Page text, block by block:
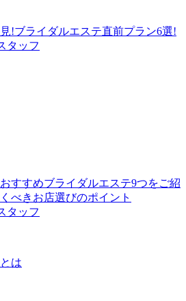
!ブライダルエステ直前プラン6選!
タッフ
すすめブライダルエステ9つをご紹
べきお店選びのポイント
タッフ
は